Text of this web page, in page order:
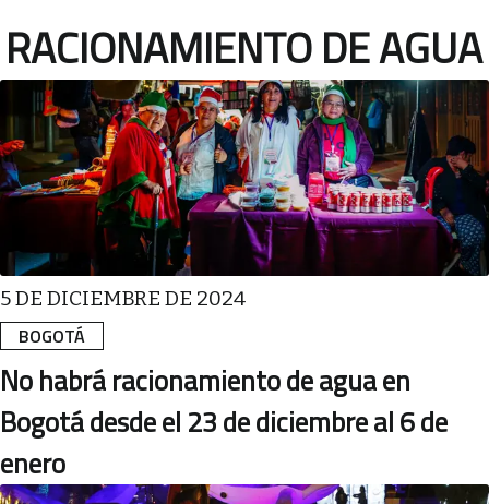
RACIONAMIENTO DE AGUA
BOGOTÁ
5 DE DICIEMBRE DE 2024
No habrá racionamiento de agua en
Bogotá desde el 23 de diciembre al 6 de
enero